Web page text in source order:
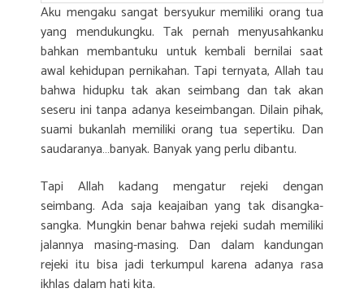
Aku mengaku sangat bersyukur memiliki orang tua
yang mendukungku. Tak pernah menyusahkanku
bahkan membantuku untuk kembali bernilai saat
awal kehidupan pernikahan. Tapi ternyata, Allah tau
bahwa hidupku tak akan seimbang dan tak akan
seseru ini tanpa adanya keseimbangan. Dilain pihak,
suami bukanlah memiliki orang tua sepertiku. Dan
saudaranya…banyak. Banyak yang perlu dibantu.
Tapi Allah kadang mengatur rejeki dengan
seimbang. Ada saja keajaiban yang tak disangka-
sangka. Mungkin benar bahwa rejeki sudah memiliki
jalannya masing-masing. Dan dalam kandungan
rejeki itu bisa jadi terkumpul karena adanya rasa
ikhlas dalam hati kita.